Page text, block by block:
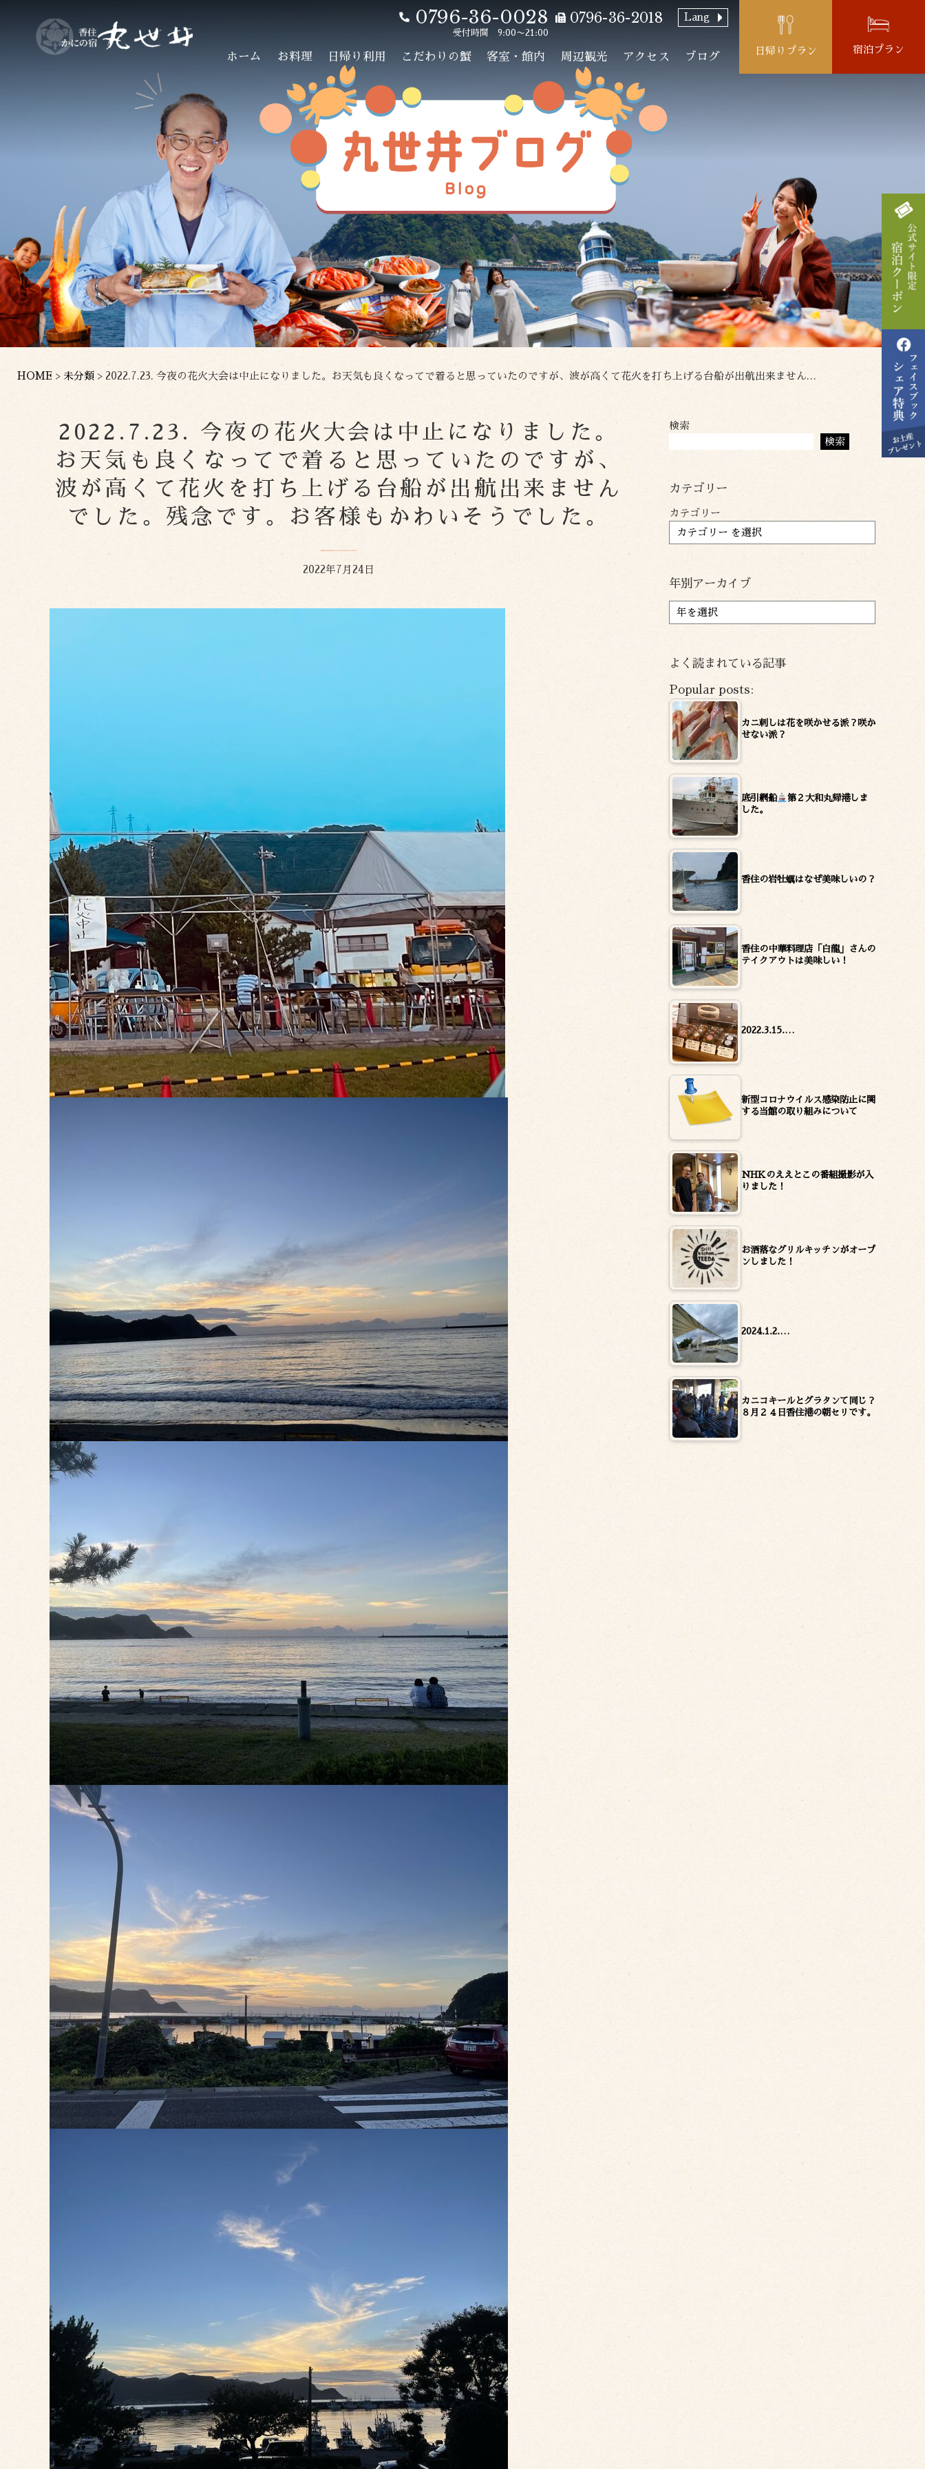
0796-36-0028
受付時間 9:00〜21:00
0796-36-2018 Lang
ホーム お料理 日帰り利用 こだわりの蟹 客室・館内 周辺観光 アクセス ブログ
日帰りプラン 宿泊プラン
HOME > 未分類 > 2022.7.23. 今夜の花火大会は中止になりました。お天気も良くなってで着ると思っていたのですが、波が高くて花火を打ち上げる台船が出航出来ませんでした。残念です。お客様もかわいそうでした。
2022.7.23. 今夜の花火大会は中止になりました。
お天気も良くなってで着ると思っていたのですが、
波が高くて花火を打ち上げる台船が出航出来ません
でした。残念です。お客様もかわいそうでした。
2022年7月24日
検索
検索
カテゴリー
カテゴリー
年別アーカイブ
ア
ー
ブ
よく読まれている記事
Popular posts:
カニ刺しは花を咲かせる派？咲か
せない派？
底引網船
第２大和丸帰港しま
した。
香住の岩牡蠣はなぜ美味しいの？
香住の中華料理店「白龍」さんの
テイクアウトは美味しい！
2022.3.15.…
新型コロナウイルス感染防止に関
する当館の取り組みについて
NHKのええとこの番組撮影が入
りました！
お洒落なグリルキッチンがオープ
ンしました！
2024.1.2.…
カニコキールとグラタンて同じ？
８月２４日香住港の朝セリです。